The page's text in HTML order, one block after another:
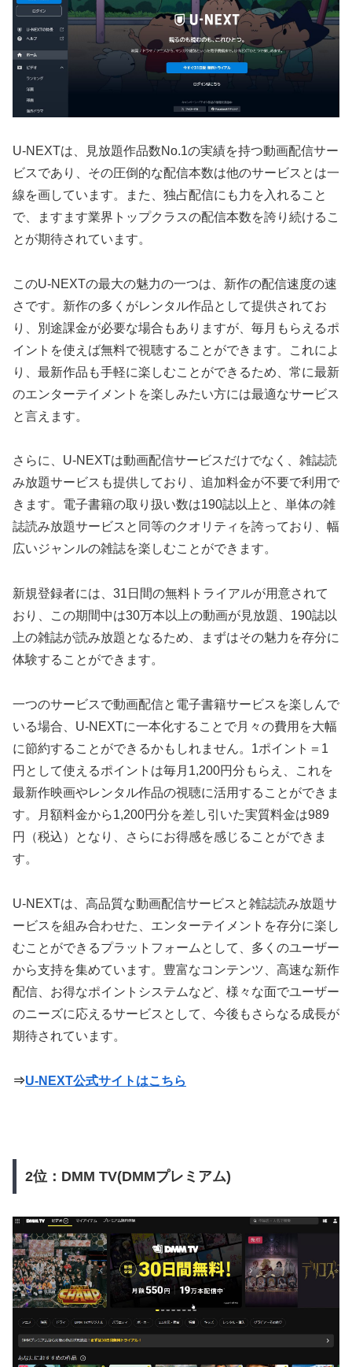
U-NEXTは、見放題作品数No.1の実績を持つ動画配信サー
ビスであり、その圧倒的な配信本数は他のサービスとは一
線を画しています。また、独占配信にも力を入れること
で、ますます業界トップクラスの配信本数を誇り続けるこ
とが期待されています。
このU-NEXTの最大の魅力の一つは、新作の配信速度の速
さです。新作の多くがレンタル作品として提供されてお
り、別途課金が必要な場合もありますが、毎月もらえるポ
イントを使えば無料で視聴することができます。これによ
り、最新作品も手軽に楽しむことができるため、常に最新
のエンターテイメントを楽しみたい方には最適なサービス
と言えます。
さらに、U-NEXTは動画配信サービスだけでなく、雑誌読
み放題サービスも提供しており、追加料金が不要で利用で
きます。電子書籍の取り扱い数は190誌以上と、単体の雑
誌読み放題サービスと同等のクオリティを誇っており、幅
広いジャンルの雑誌を楽しむことができます。
新規登録者には、31日間の無料トライアルが用意されて
おり、この期間中は30万本以上の動画が見放題、190誌以
上の雑誌が読み放題となるため、まずはその魅力を存分に
体験することができます。
一つのサービスで動画配信と電子書籍サービスを楽しんで
いる場合、U-NEXTに一本化することで月々の費用を大幅
に節約することができるかもしれません。1ポイント＝1
円として使えるポイントは毎月1,200円分もらえ、これを
最新作映画やレンタル作品の視聴に活用することができま
す。月額料金から1,200円分を差し引いた実質料金は989
円（税込）となり、さらにお得感を感じることができま
す。
U-NEXTは、高品質な動画配信サービスと雑誌読み放題サ
ービスを組み合わせた、エンターテイメントを存分に楽し
むことができるプラットフォームとして、多くのユーザー
から支持を集めています。豊富なコンテンツ、高速な新作
配信、お得なポイントシステムなど、様々な面でユーザー
のニーズに応えるサービスとして、今後もさらなる成長が
期待されています。
⇒U-NEXT公式サイトはこちら
2位：DMM TV(DMMプレミアム)